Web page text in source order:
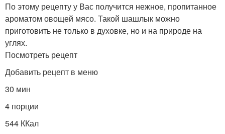
По этому рецепту у Вас получится нежное, пропитанное
ароматом овощей мясо. Такой шашлык можно
приготовить не только в духовке, но и на природе на
углях.
Посмотреть рецепт
Добавить рецепт в меню
30 мин
4 порции
544 ККал